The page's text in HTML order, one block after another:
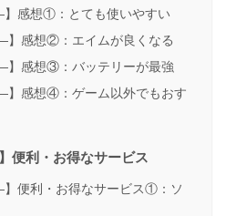
感想①：とても使いやすい
】感想②：エイムが良くなる
】感想③：バッテリーが最強
】感想④：ゲーム以外でもおす
便利・お得なサービス
便利・お得なサービス①：ソ